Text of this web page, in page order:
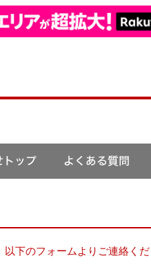
下のフォームよりご連絡く